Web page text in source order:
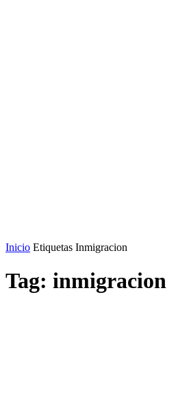
Inicio Etiquetas Inmigracion
Tag: inmigracion